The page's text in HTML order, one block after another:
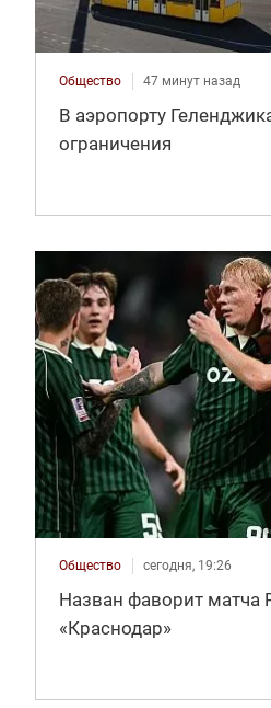
Общество 47 минут назад
В аэропорту
ограничения
Общество сегодня, 19:26
Назван фаворит матча
«Краснодар»